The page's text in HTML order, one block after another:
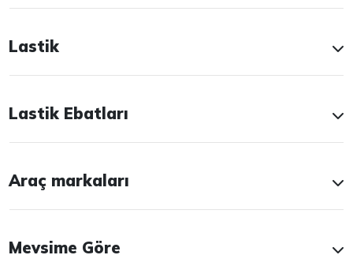
Lastik
Lastik Ebatları
Araç markaları
Mevsime Göre